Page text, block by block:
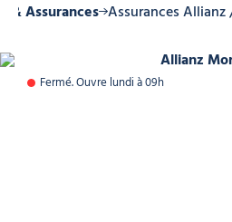
& Assurances Assurances
Fermé. Ouvre lundi à 09h